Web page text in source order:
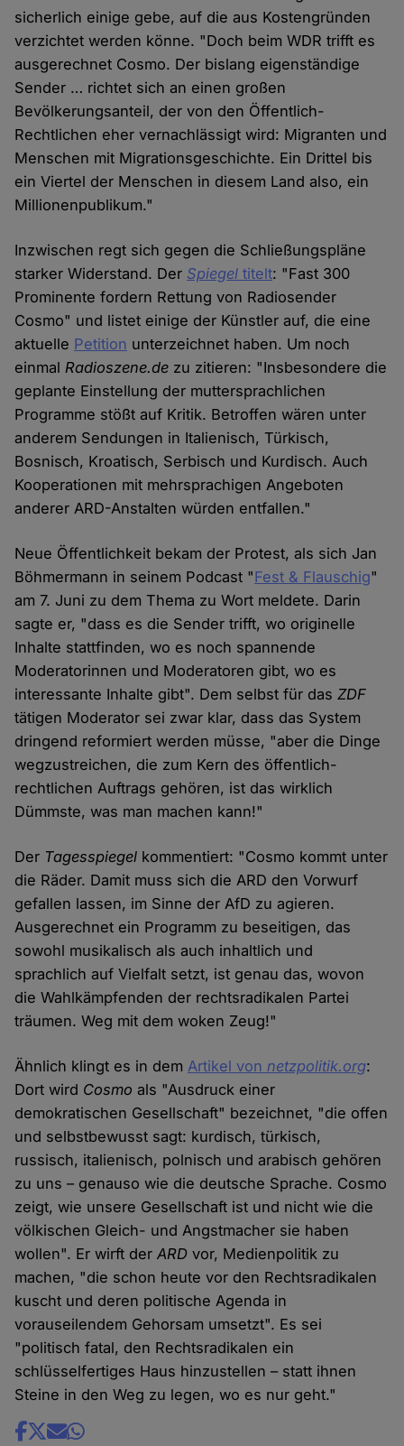
sicherlich einige gebe, auf die aus Kostengründen
verzichtet werden könne. "Doch beim WDR trifft es
ausgerechnet Cosmo. Der bislang eigenständige
Sender … richtet sich an einen großen
Bevölkerungsanteil, der von den Öffentlich-
Rechtlichen eher vernachlässigt wird: Migranten und
Menschen mit Migrationsgeschichte. Ein Drittel bis
ein Viertel der Menschen in diesem Land also, ein
Millionenpublikum."
Inzwischen regt sich gegen die Schließungspläne
starker Widerstand. Der Spiegel titelt: "Fast 300
Prominente fordern Rettung von Radiosender
Cosmo" und listet einige der Künstler auf, die eine
aktuelle Petition unterzeichnet haben. Um noch
einmal Radioszene.de zu zitieren: "Insbesondere die
geplante Einstellung der muttersprachlichen
Programme stößt auf Kritik. Betroffen wären unter
anderem Sendungen in Italienisch, Türkisch,
Bosnisch, Kroatisch, Serbisch und Kurdisch. Auch
Kooperationen mit mehrsprachigen Angeboten
anderer ARD-Anstalten würden entfallen."
Neue Öffentlichkeit bekam der Protest, als sich Jan
Böhmermann in seinem Podcast "Fest & Flauschig"
am 7. Juni zu dem Thema zu Wort meldete. Darin
sagte er, "dass es die Sender trifft, wo originelle
Inhalte stattfinden, wo es noch spannende
Moderatorinnen und Moderatoren gibt, wo es
interessante Inhalte gibt". Dem selbst für dasZDF
tätigen Moderator sei zwar klar, dass das System
dringend reformiert werden müsse, "aber die Dinge
wegzustreichen, die zum Kern des öffentlich-
rechtlichen Auftrags gehören, ist das wirklich
Dümmste, was man machen kann!"
Der Tagesspiegel kommentiert: "Cosmo kommt unter
die Räder. Damit muss sich die ARD den Vorwurf
gefallen lassen, im Sinne der AfD zu agieren.
Ausgerechnet ein Programm zu beseitigen, das
sowohl musikalisch als auch inhaltlich und
sprachlich auf Vielfalt setzt, ist genau das, wovon
die Wahlkämpfenden der rechtsradikalen Partei
träumen. Weg mit dem woken Zeug!"
Ähnlich klingt es in dem Artikel von netzpolitik.org:
Dort wird Cosmo als "Ausdruck einer
demokratischen Gesellschaft" bezeichnet, "die offen
und selbstbewusst sagt: kurdisch, türkisch,
russisch, italienisch, polnisch und arabisch gehören
zu uns – genauso wie die deutsche Sprache. Cosmo
zeigt, wie unsere Gesellschaft ist und nicht wie die
völkischen Gleich- und Angstmacher sie haben
wollen". Er wirft derARD vor, Medienpolitik zu
machen, "die schon heute vor den Rechtsradikalen
kuscht und deren politische Agenda in
vorauseilendem Gehorsam umsetzt". Es sei
"politisch fatal, den Rechtsradikalen ein
schlüsselfertiges Haus hinzustellen – statt ihnen
Steine in den Weg zu legen, wo es nur geht."